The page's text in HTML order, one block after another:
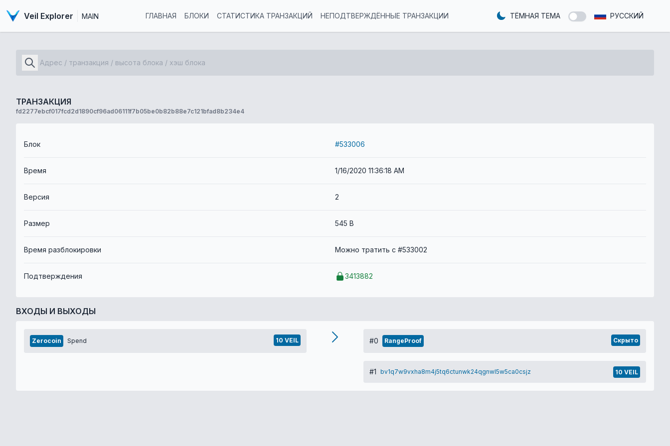
Veil Explorer MAIN ГЛАВНАЯ БЛОКИ СТАТИСТИКА ТРАНЗАКЦИЙ НЕПОДТВЕРЖДЁННЫЕ ТРАНЗАКЦИИ ТЁМНАЯ ТЕМА РУССКИЙ
ТРАНЗАКЦИЯ
fd2277ebcf017fcd2d1890cf96ad06111f7b05be0b82b88e7c121bfad8b234e4
Блок #533006
Время 1/16/2020 11:36:18 AM
Версия 2
Размер 545 B
Время разблокировки Можно тратить с #533002
Подтверждения 3413882
ВХОДЫ И ВЫХОДЫ
Zerocoin Spend 10 VEIL #0 RangeProof Скрыто
#1 bv1q7w9vxha8m4j5tq6ctunwk24qgnwl5w5ca0csjz 10 VEIL